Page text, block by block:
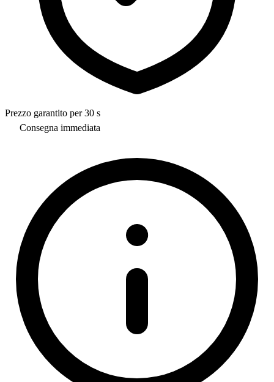
Prezzo garantito per 30 s
Consegna immediata